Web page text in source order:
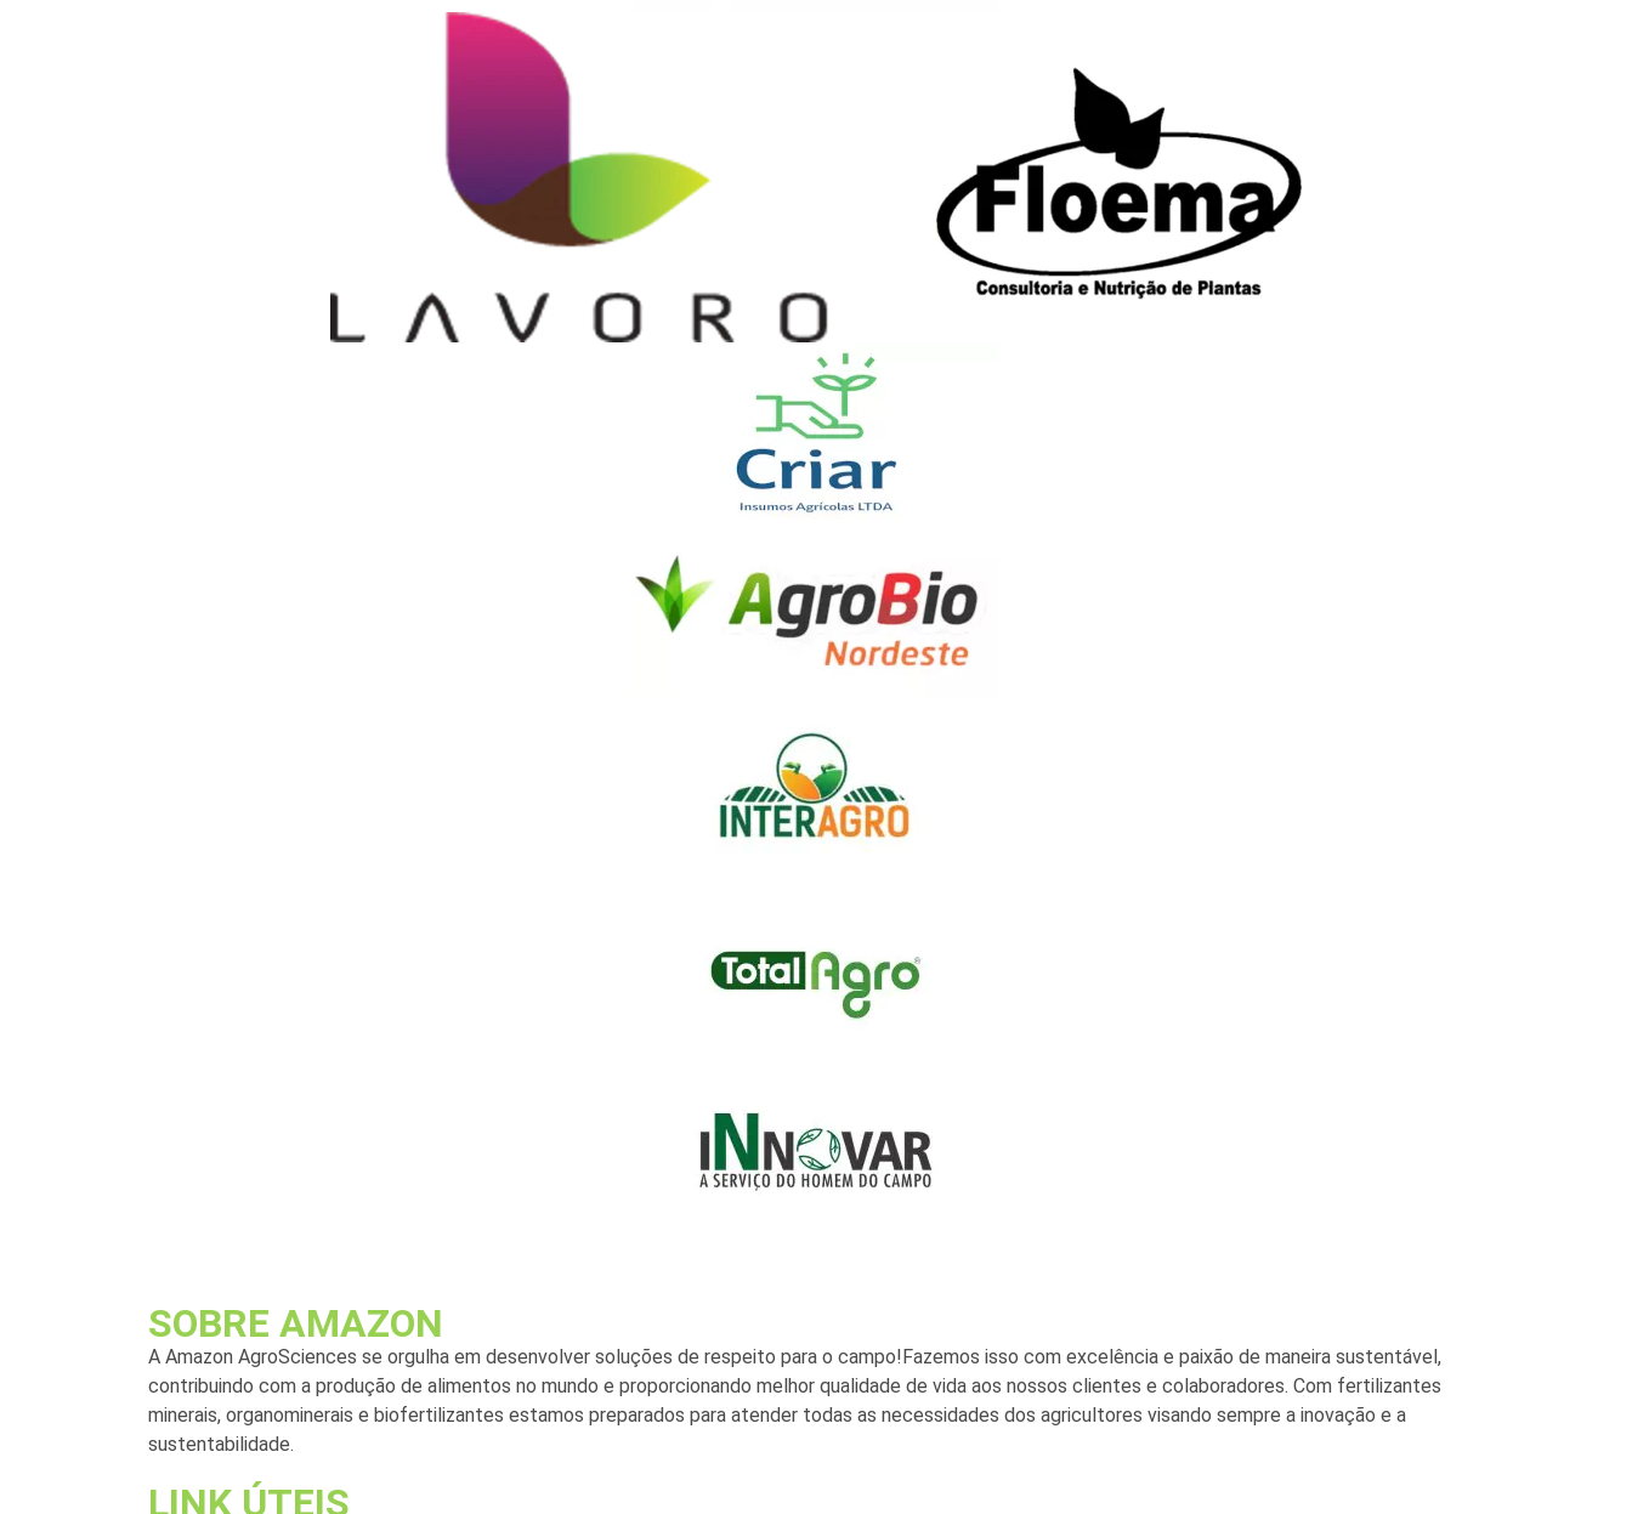
SOBRE AMAZON
A Amazon AgroSciences se orgulha em desenvolver soluções de respeito para o campo!Fazemos isso com excelência e paixão de maneira sustentável,
contribuindo com a produção de alimentos no mundo e proporcionando melhor qualidade de vida aos nossos clientes e colaboradores. Com fertilizantes
minerais, organominerais e biofertilizantes estamos preparados para atender todas as necessidades dos agricultores visando sempre a inovação e a
sustentabilidade.
LINK ÚTEIS